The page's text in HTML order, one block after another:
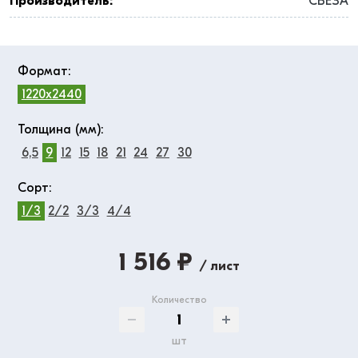
Формат:
1220x2440
Толщина (мм):
6,5 9 12 15 18 21 24 27 30
Сорт:
1/3
2/2 3/3 4/4
1 516 ₽ / лист
Количество
шт